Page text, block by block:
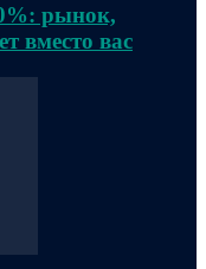
рынок,
вместо вас